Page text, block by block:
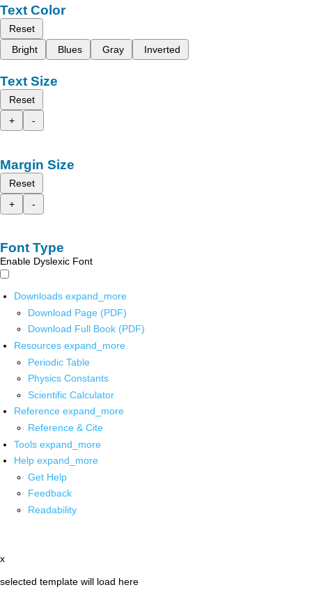
Text Color
Reset
Bright
Blues Gray Inverted
Text Size
Reset
+
-
Margin Size
Reset
+
-
Font Type
Enable Dyslexic Font
Downloads expand_more
Download Page (PDF)
Download Full Book (PDF)
Resources expand_more
Periodic Table
Physics Constants
Scientific Calculator
Reference expand_more
Reference & Cite
Tools expand_more
Help expand_more
Get Help
Feedback
Readability
x
selected template will load here